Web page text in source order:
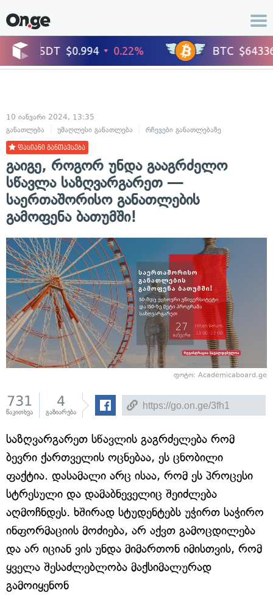
10 იანვარი 2024, 13:35
განათლება
უმაღლესი განათლება რჩევები განათლებაზე
ფასიანი განთავსება
გაიგე, როგორ უნდა გააგრძელო
სწავლა საზღვარგარეთ —
საერთაშორისო განათლების
გამოფენა ბათუმში!
ფოტო: Academicaboard.ge
731
წაკითხვა
4
გაზიარება
საზღვარგარეთ სწავლის გაგრძელება რომ
ბევრი ქართველის ოცნებაა, ეს ცნობილი
ფაქტია. დასამალი არც ისაა, რომ ეს პროცესი
სტრესული და დამაბნეველიც შეიძლება
აღმოჩნდეს. ხშირად სტუდენტებს უჭირთ საჭირო
ინფორმაციის მოძიება, არ აქვთ გამოცდილება
და არ იციან ვის უნდა მიმართონ იმისთვის, რომ
ყველა შესაძლებლობა მაქსიმალურად
გამოიყენონ